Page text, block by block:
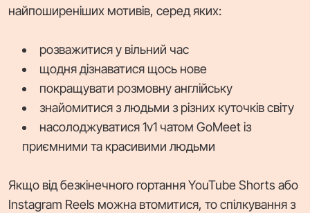
найпоширеніших мотивів, серед яких:
розважитися у вільний час
щодня дізнаватися щось нове
покращувати розмовну англійську
знайомитися з людьми з різних куточків світу
насолоджуватися 1v1 чатом GoMeet із
приємними та красивими людьми
Якщо від безкінечного гортання YouTube Shorts або
Instagram Reels можна втомитися, то спілкування з